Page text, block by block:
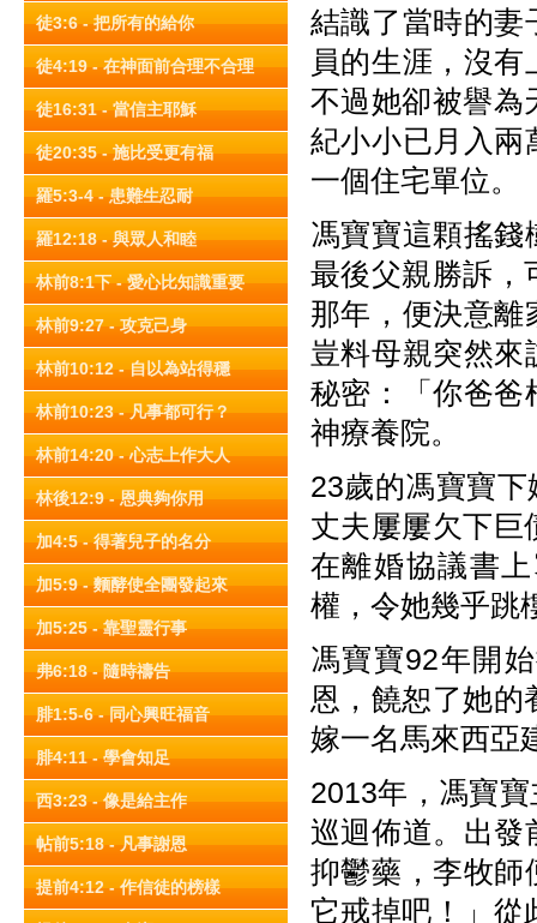
徒3:6 - 把所有的給你
徒4:19 - 在神面前合理不合理
徒16:31 - 當信主耶穌
徒20:35 - 施比受更有福
羅5:3-4 - 患難生忍耐
羅12:18 - 與眾人和睦
林前8:1下 - 愛心比知識重要
林前9:27 - 攻克己身
林前10:12 - 自以為站得穩
林前10:23 - 凡事都可行？
林前14:20 - 心志上作大人
林後12:9 - 恩典夠你用
加4:5 - 得著兒子的名分
加5:9 - 麵酵使全團發起來
加5:25 - 靠聖靈行事
弗6:18 - 隨時禱告
腓1:5-6 - 同心興旺福音
腓4:11 - 學會知足
西3:23 - 像是給主作
帖前5:18 - 凡事謝恩
提前4:12 - 作信徒的榜樣
結識了當時的妻
員的生涯，沒
不過她卻被譽為
紀小小已月入兩
一個住宅單位。
馮寶寶這顆搖錢
最後父親勝訴，
那年，便決意離
豈料母親突然來
秘密：「你爸爸
神療養院。
23歲的馮寶寶
丈夫屢屢欠下巨
在離婚協議書
權，令她幾乎跳
馮寶寶92年開
恩，饒恕了她的
嫁一名馬來西亞
2013年，馮寶
巡迴佈道。出發
抑鬱藥，李牧師
它戒掉吧！」從